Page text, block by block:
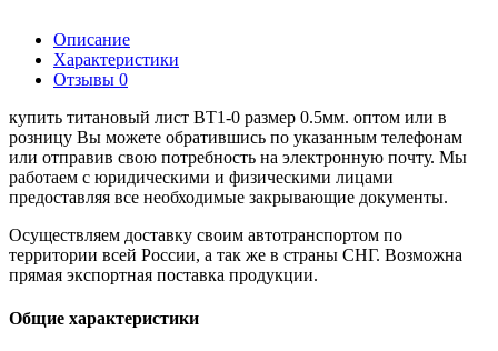
Описание
Характеристики
Отзывы 0
купить титановый лист ВТ1-0 размер 0.5мм. оптом или в
розницу Вы можете обратившись по указанным телефонам
или отправив свою потребность на электронную почту. Мы
работаем с юридическими и физическими лицами
предоставляя все необходимые закрывающие документы.
Осуществляем доставку своим автотранспортом по
территории всей России, а так же в страны СНГ. Возможна
прямая экспортная поставка продукции.
Общие характеристики